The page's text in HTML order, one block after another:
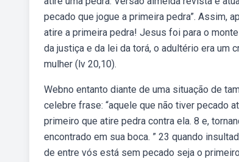
pecado que jogue a primeira pedra”. Assim,
atire a primeira pedra! Jesus foi para o
da justiça e da lei da torá, o adultério era um
mulher (lv 20,10).
Webno entanto diante de uma situação de
celebre frase: “aquele que não tiver pecado
primeiro que atire pedra contra ela. 8 e,
encontrado em sua boca. ” 23 quando
de entre vós está sem pecado seja o